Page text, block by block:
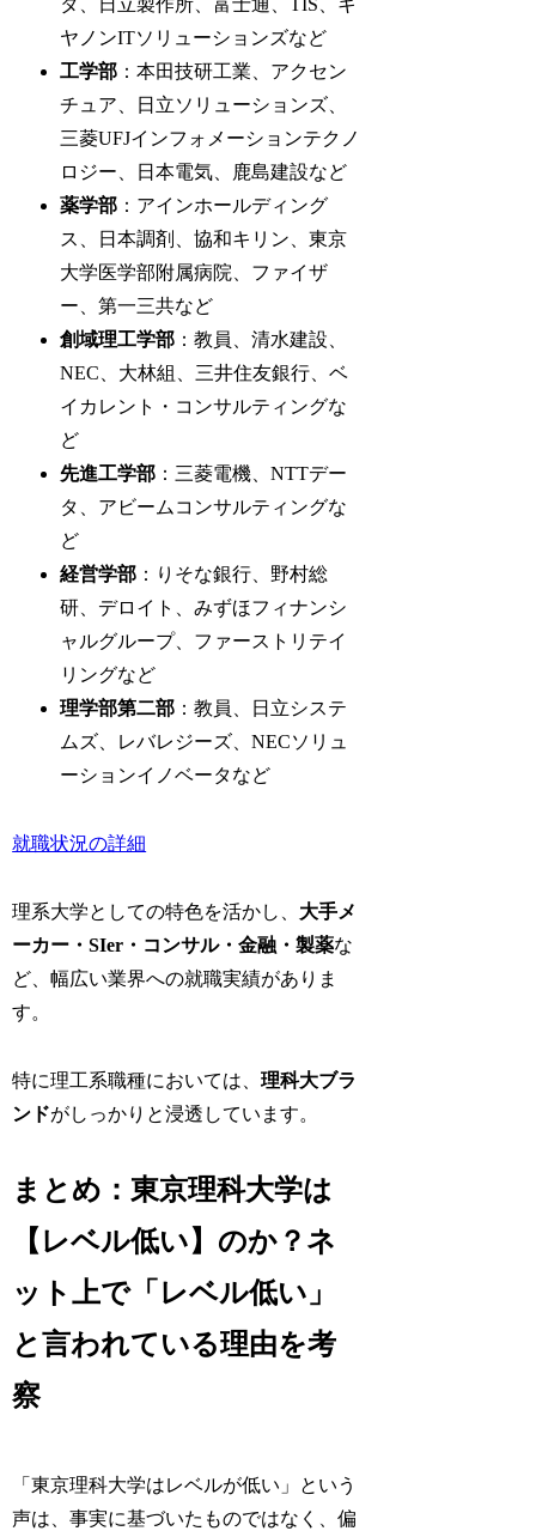
タ、日立製作所、富士通、TIS、キ
ヤノンITソリューションズなど
工学部 ：本田技研工業、アクセン
チュア、日立ソリューションズ、
三菱UFJインフォメーションテクノ
ロジー、日本電気、鹿島建設など
薬学部 ：アインホールディング
ス、日本調剤、協和キリン、東京
大学医学部附属病院、ファイザ
ー、第一三共など
創域理工学部 ：教員、清水建設、
NEC、大林組、三井住友銀行、ベ
イカレント・コンサルティングな
ど
先進工学部 ：三菱電機、NTTデー
タ、アビームコンサルティングな
ど
経営学部 ：りそな銀行、野村総
研、デロイト、みずほフィナンシ
ャルグループ、ファーストリテイ
リングなど
理学部第二部 ：教員、日立システ
ムズ、レバレジーズ、NECソリュ
ーションイノベータなど
就職状況の詳細
理系大学としての特色を活かし、 大手メ
ーカー・SIer・コンサル・金融・製薬な
ど、幅広い業界への就職実績がありま
す。
特に理工系職種においては、理科大ブラ
ンドがしっかりと浸透しています。
まとめ：東京理科大学は
【レベル低い】のか？ネ
ット上で「レベル低い」
と言われている理由を考
察
「東京理科大学はレベルが低い」という
声は、事実に基づいたものではなく、偏